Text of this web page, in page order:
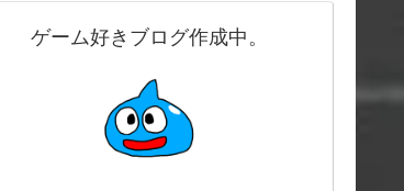
ゲーム好きブログ作成中。